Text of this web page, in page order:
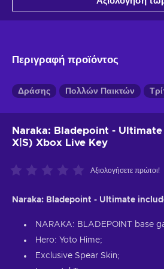
Περιγραφή προϊόντος
Δράσης Πολλών Παικτών
Naraka: Bladepoint -
X|S) Xbox Live Key
Αξιολογήσετε πρώτοι!
Naraka: Bladepoint - Ultimate
NARAKA: BLADEPOINT base
Hero: Yoto Hime;
Exclusive Spear Skin;